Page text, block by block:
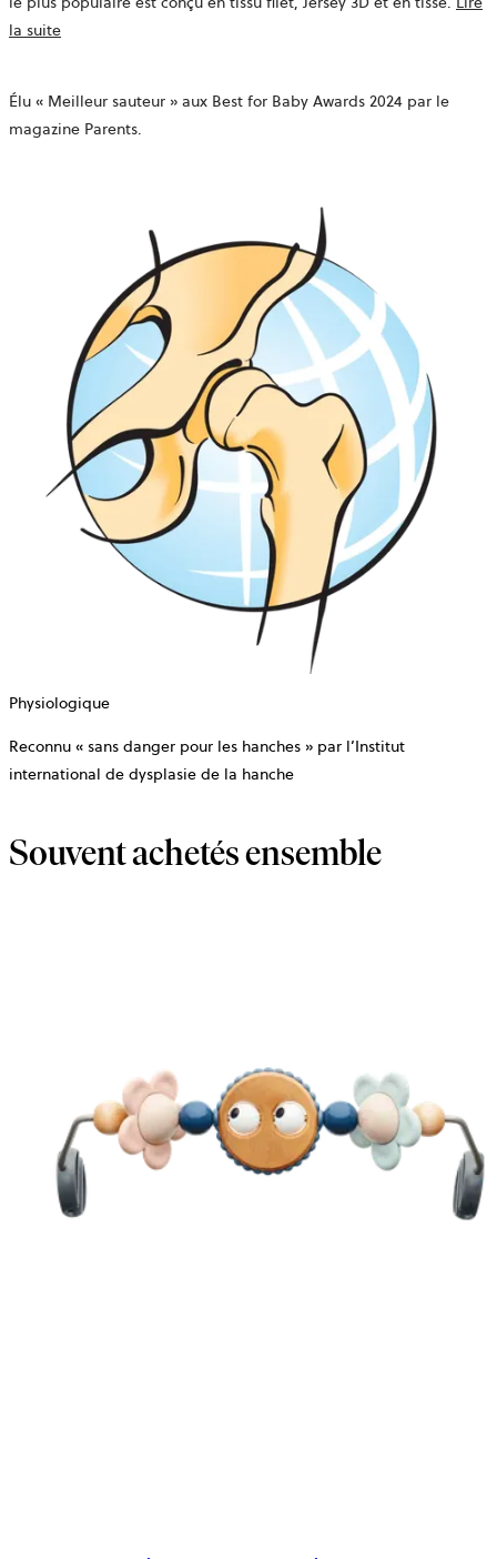
la suite
Élu « Meilleur sauteur » aux Best for Baby Awards 2024 par le
magazine Parents.
Physiologique
Reconnu « sans danger pour les hanches » par l’Institut
international de dysplasie de la hanche
Souvent achetés ensemble